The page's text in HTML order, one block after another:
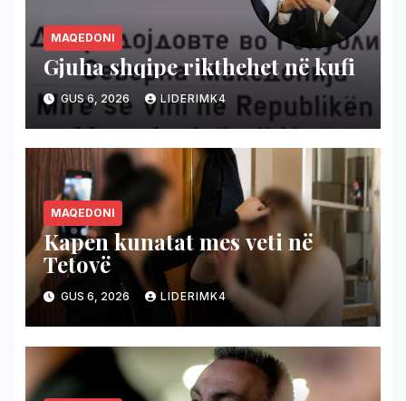
MAQEDONI
Gjuha shqipe rikthehet në kufi
GUS 6, 2026 LIDERIMK4
MAQEDONI
Kapen kunatat mes veti në
Tetovë
GUS 6, 2026 LIDERIMK4